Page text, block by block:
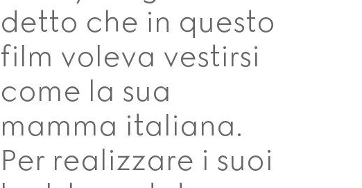
detto che in questo
film voleva vestirsi
come la sua
mamma italiana.
Per realizzare i suoi